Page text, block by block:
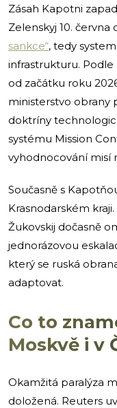
Zásah Kapotni
Zelenskyj 10. června
sankce“, tedy
infrastrukturu. Podle
od začátku roku
ministerstvo obrany
doktríny
systému Mission
vyhodnocování misí
Současně s
Krasnodarském
Žukovskij dočasně
jednorázovou
který se ruská
adaptovat.
Co to
Moskvě i v
Okamžitá paralýza
doložená. Reuters